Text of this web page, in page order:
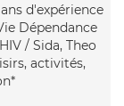
d'expérience
Dépendance
/ Sida, Theo
activités,